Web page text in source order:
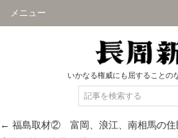
メニュー
いかなる権威にも屈することの
← 福島取材② 富岡、浪江、南相馬の